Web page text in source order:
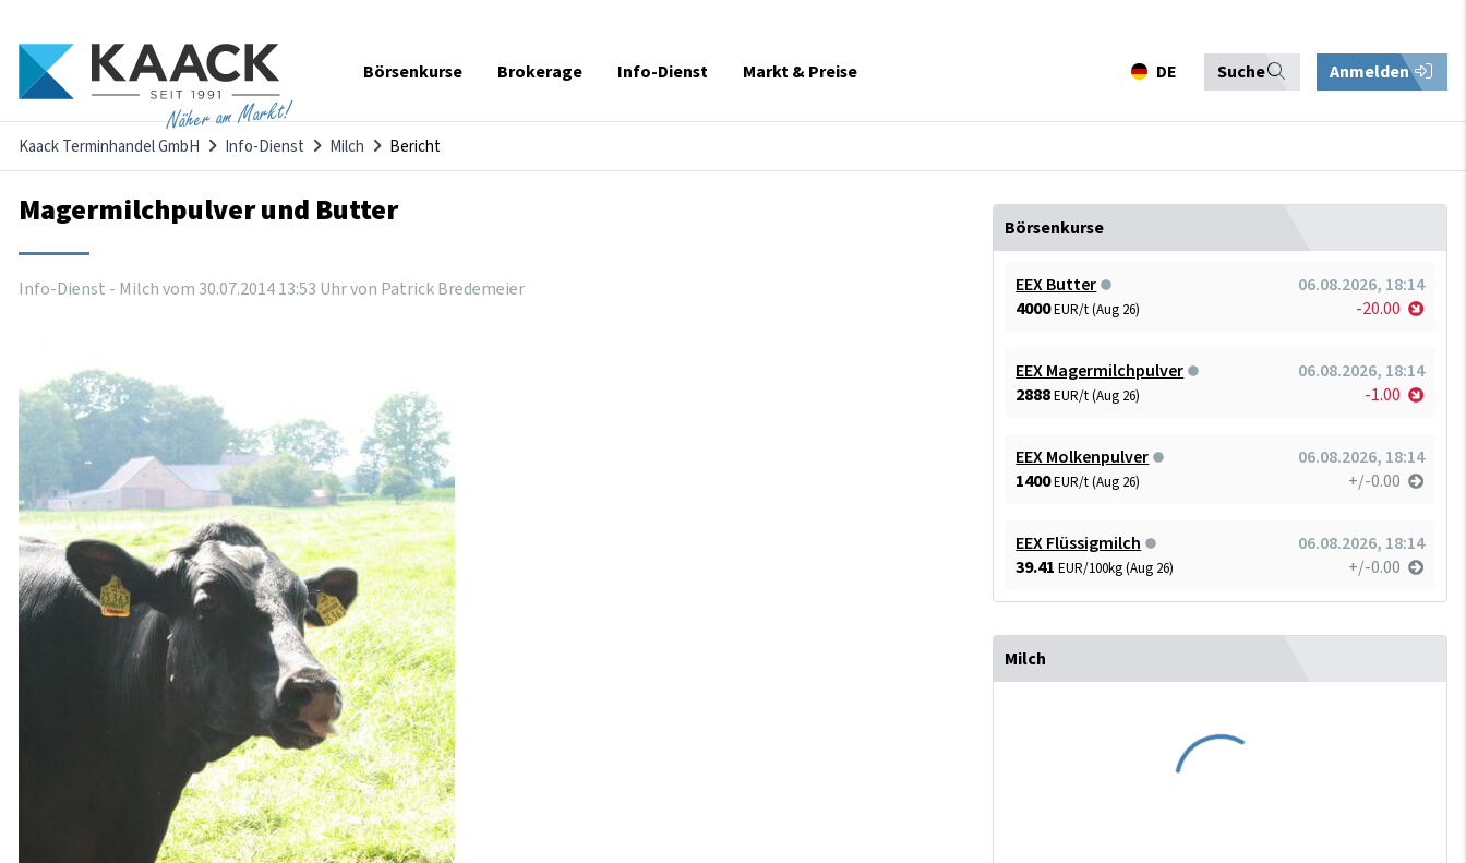
Näher am Markt!
Navigation
Börsenkurse Brokerage Info-Dienst Markt & Preise DE Suche Anmelden
Kaack Terminhandel GmbH Info-Dienst Milch Bericht
Magermilchpulver und Butter
Info-Dienst - Milch vom 30.07.201413:53 Uhrvon Patrick Bredemeier
Börsenkurse
EEX Butter
06.08.2026, 18:14
4000EUR/t (Aug 26) -20.00
EEX Magermilchpulver
06.08.2026, 18:14
2888EUR/t (Aug 26) -1.00
EEX Molkenpulver
06.08.2026, 18:14
1400EUR/t (Aug 26) +/-0.00
EEX Flüssigmilch
06.08.2026, 18:14
39.41 EUR/100kg (Aug 26) +/-0.00
Milch